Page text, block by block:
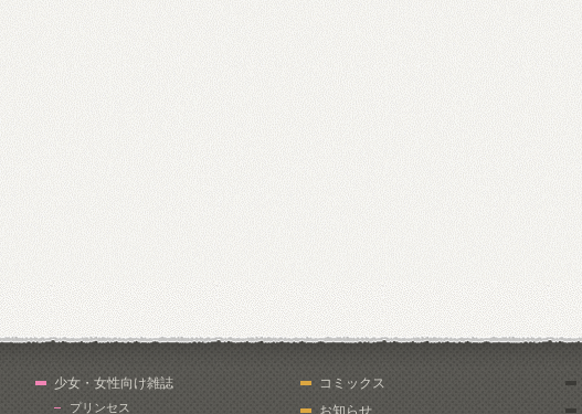
少女・女性向け雑誌
プリンセス
コミックス
お知らせ